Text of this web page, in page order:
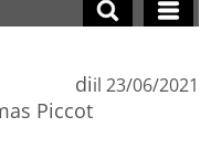
di
Piccot
il 23/06/2021